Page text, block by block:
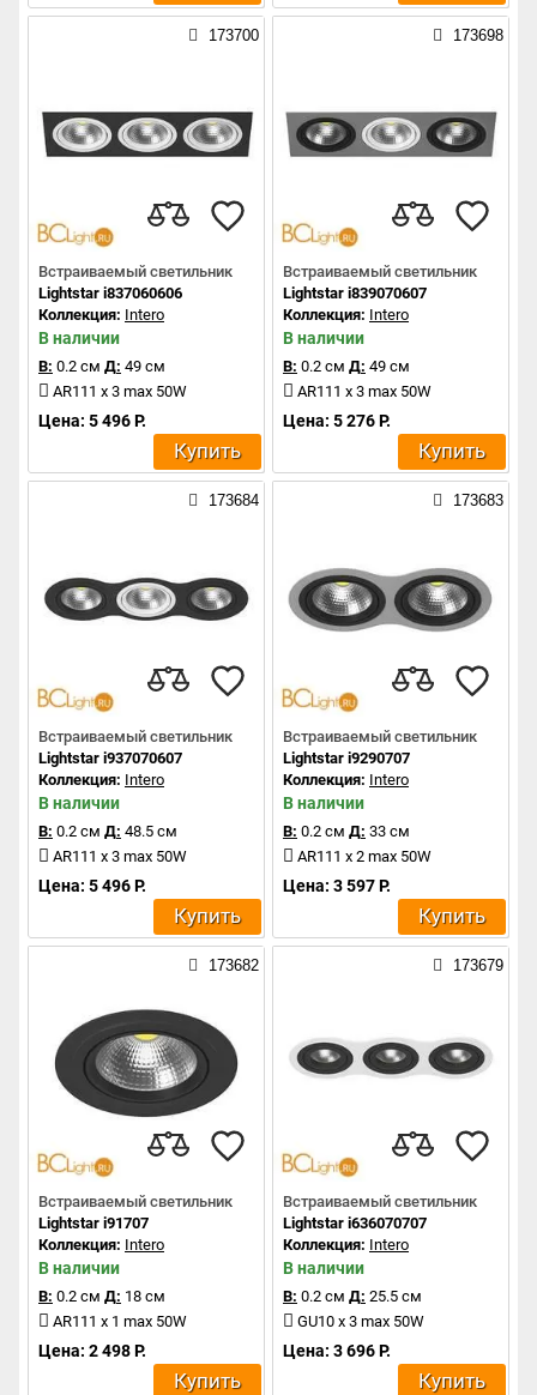
173700
Встраиваемый светильник
Lightstar i837060606
Коллекция: Intero
В наличии
В: 0.2 см Д: 49 см
AR111 x 3 max 50W
Цена: 5 496 Р.
Купить
173698
Встраиваемый светильник
Lightstar i839070607
Коллекция: Intero
В наличии
В: 0.2 см Д: 49 см
AR111 x 3 max 50W
Цена: 5 276 Р.
Купить
173684
Встраиваемый светильник
Lightstar i937070607
Коллекция: Intero
В наличии
В: 0.2 см Д: 48.5 см
AR111 x 3 max 50W
Цена: 5 496 Р.
Купить
173683
Встраиваемый светильник
Lightstar i9290707
Коллекция: Intero
В наличии
В: 0.2 см Д: 33 см
AR111 x 2 max 50W
Цена: 3 597 Р.
Купить
173682
Встраиваемый светильник
Lightstar i91707
Коллекция: Intero
В наличии
В: 0.2 см Д: 18 см
AR111 x 1 max 50W
Цена: 2 498 Р.
Купить
173679
Встраиваемый светильник
Lightstar i636070707
Коллекция: Intero
В наличии
В: 0.2 см Д: 25.5 см
GU10 x 3 max 50W
Цена: 3 696 Р.
Купить